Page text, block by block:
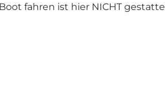
fahren ist hier NICHT